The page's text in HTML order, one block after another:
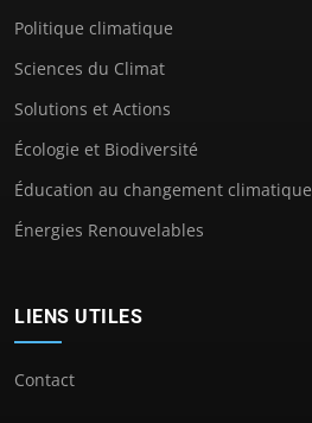
Politique climatique
Sciences du Climat
Solutions et Actions
Écologie et Biodiversité
Éducation au changement climatique
Énergies Renouvelables
LIENS UTILES
Contact